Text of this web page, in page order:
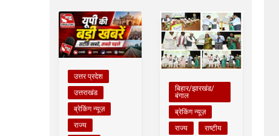
उत्तर प्रदेश
उत्तराखंड
ब्रेकिंग न्यूज़
राज्य
बिहार/झारखंड/
बंगाल
ब्रेकिंग न्यूज़
राज्य
राष्टीय